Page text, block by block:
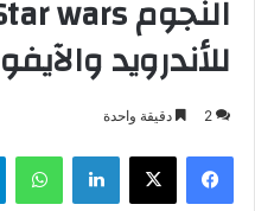
للأندرويد
2 دقيقة واحدة
فيسبوك لينكدإن واتساب